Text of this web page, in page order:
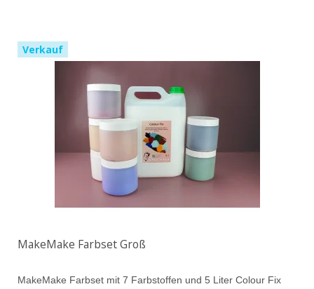
Verkauf
MakeMake Farbset Groß
MakeMake Farbset mit 7 Farbstoffen und 5 Liter Colour Fix